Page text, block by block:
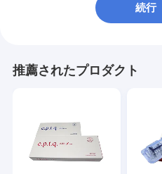
続行
推薦されたプロダクト